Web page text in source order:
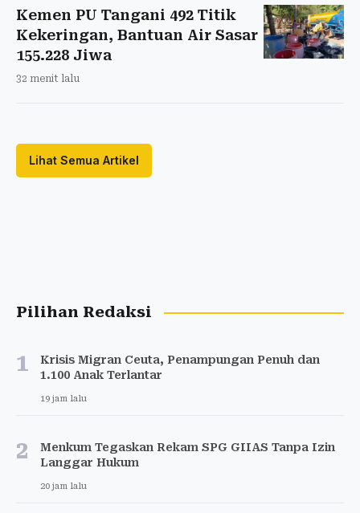
Kemen PU Tangani 492 Titik
Kekeringan, Bantuan Air Sasar
155.228 Jiwa
32 menit lalu
Lihat Semua Artikel
Pilihan Redaksi
1
Krisis Migran Ceuta, Penampungan Penuh dan
1.100 Anak Terlantar
19 jam lalu
2
Menkum Tegaskan Rekam SPG GIIAS Tanpa Izin
Langgar Hukum
20 jam lalu